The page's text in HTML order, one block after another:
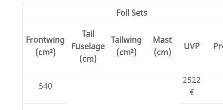
Foil Sets
Frontwing
(cm²)
Tail
Fuselage
(cm)
Tailwing
(cm²)
Mast
(cm)
UVP
540
2522
€